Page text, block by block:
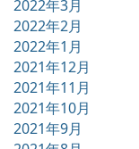
2022年3月
2022年2月
2022年1月
2021年12月
2021年11月
2021年10月
2021年9月